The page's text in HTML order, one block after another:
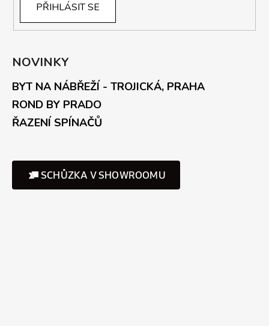
PŘIHLÁSIT SE
NOVINKY
BYT NA NÁBŘEŽÍ - TROJICKÁ, PRAHA
ROND BY PRADO
ŘAZENÍ SPÍNAČŮ
SCHŮZKA V SHOWROOMU